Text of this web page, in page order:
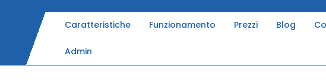
Caratteristiche Funzionamento Prezzi Blog
Admin